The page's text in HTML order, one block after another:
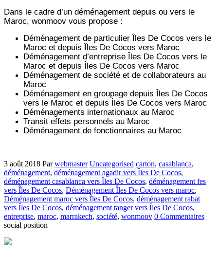
Dans le cadre d’un déménagement depuis ou vers le
Maroc, wonmoov vous propose :
Déménagement de particulierÎles De Cocos vers le
Maroc et depuisÎles De Cocos vers Maroc
Déménagement d’entrepriseÎles De Cocos vers le
Maroc et depuisÎles De Cocos vers Maroc
Déménagement de société et de collaborateurs au
Maroc
Déménagement en groupage depuisÎles De Cocos
vers le Maroc et depuisÎles De Cocos vers Maroc
Déménagements internationaux au Maroc
Transit effets personnels au Maroc
Déménagement de fonctionnaires au Maroc
3 août 2018 Parwebmaster Uncategorised carton, casablanca,
déménagement, déménagement agadir vers Îles De Cocos,
déménagement casablanca vers Îles De Cocos, déménagement fes
vers Îles De Cocos, Déménagement Îles De Cocos vers maroc,
Déménagement maroc vers Îles De Cocos, déménagement rabat
vers Îles De Cocos, déménagement tanger vers Îles De Cocos,
entreprise, maroc, marrakech, société, wonmoov 0 Commentaires
social position